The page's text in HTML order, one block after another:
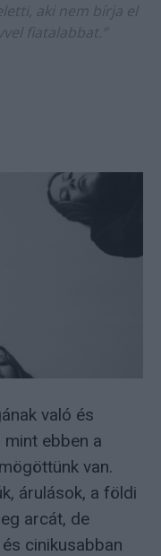
aki nem bírja el
fiatalabbat.”
való és
ebben a
van.
árulások, a földi
arcát, de
cinikusabban